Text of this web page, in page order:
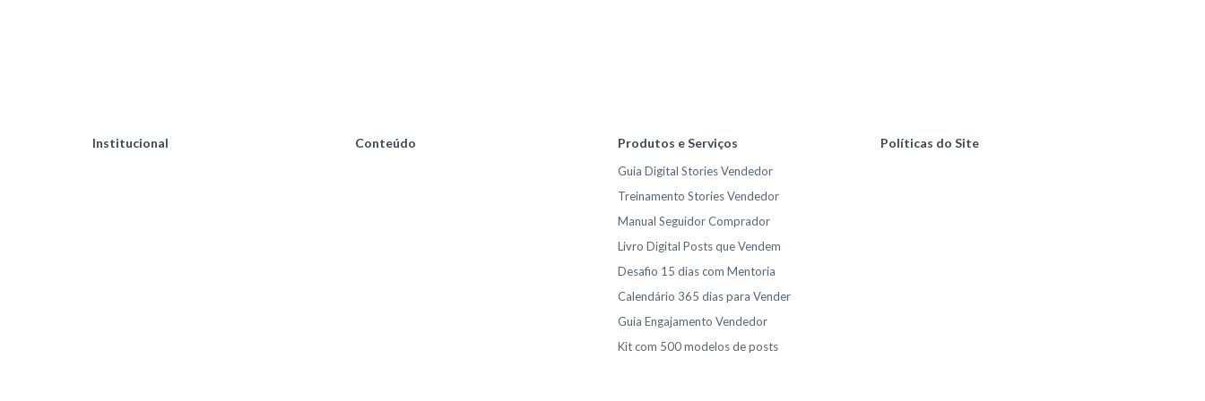
Institucional Conteúdo Produtos e Serviços
Guia Digital Stories Vendedor
Treinamento Stories Vendedor
Manual Seguidor Comprador
Livro Digital Posts que Vendem
Desafio 15 dias com Mentoria
Calendário 365 dias para Vender
Guia Engajamento Vendedor
Kit com 500 modelos de posts
Políticas do Site